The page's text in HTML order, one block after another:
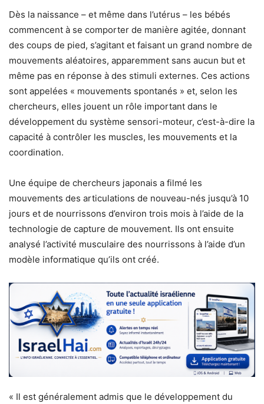
Dès la naissance – et même dans l’utérus – les bébés
commencent à se comporter de manière agitée, donnant
des coups de pied, s’agitant et faisant un grand nombre de
mouvements aléatoires, apparemment sans aucun but et
même pas en réponse à des stimuli externes. Ces actions
sont appelées « mouvements spontanés » et, selon les
chercheurs, elles jouent un rôle important dans le
développement du système sensori-moteur, c’est-à-dire la
capacité à contrôler les muscles, les mouvements et la
coordination.
Une équipe de chercheurs japonais a filmé les
mouvements des articulations de nouveau-nés jusqu’à 10
jours et de nourrissons d’environ trois mois à l’aide de la
technologie de capture de mouvement. Ils ont ensuite
analysé l’activité musculaire des nourrissons à l’aide d’un
modèle informatique qu’ils ont créé.
« Il est généralement admis que le développement du